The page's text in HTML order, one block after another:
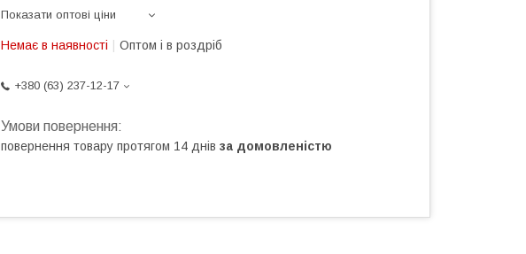
Показати оптові ціни
Немає в наявності Оптом і в роздріб
+380 (63) 237-12-17
повернення товару протягом 14 днів за домовленістю